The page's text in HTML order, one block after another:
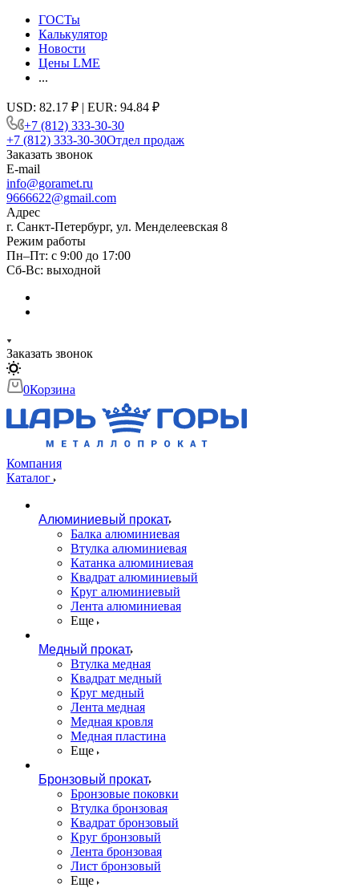
ГОСТы
Калькулятор
Новости
Цены LME
...
USD: 82.17 ₽ | EUR: 94.84 ₽
+7 (812) 333-30-30
+7 (812) 333-30-30Отдел продаж
Заказать звонок
E-mail
info@goramet.ru
9666622@gmail.com
Адрес
г. Санкт-Петербург, ул. Менделеевская 8
Режим работы
Пн–Пт: с 9:00 до 17:00
Сб-Вс: выходной
Заказать звонок
0Корзина
Компания
Каталог
Алюминиевый прокат
Балка алюминиевая
Втулка алюминиевая
Катанка алюминиевая
Квадрат алюминиевый
Круг алюминиевый
Лента алюминиевая
Еще
Медный прокат
Втулка медная
Квадрат медный
Круг медный
Лента медная
Медная кровля
Медная пластина
Еще
Бронзовый прокат
Бронзовые поковки
Втулка бронзовая
Квадрат бронзовый
Круг бронзовый
Лента бронзовая
Лист бронзовый
Еще